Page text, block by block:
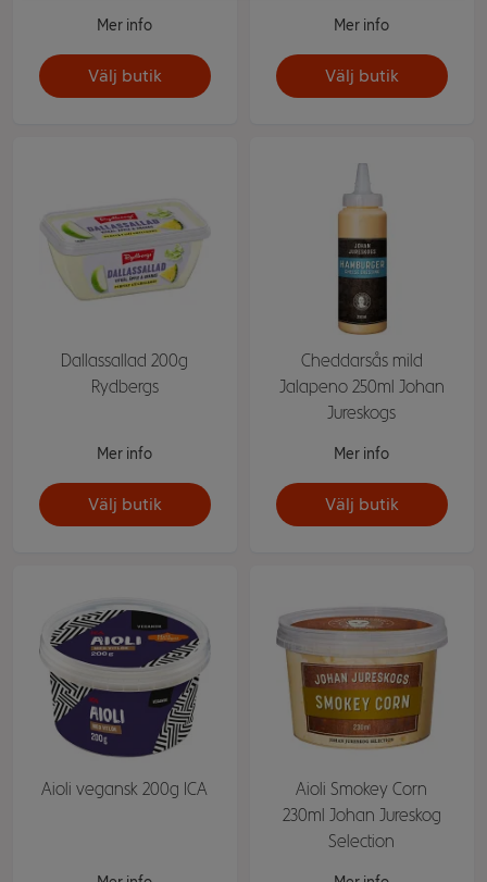
Mer info
Välj butik
Mer info
Välj butik
Dallassallad 200g
Rydbergs
Mer info
Välj butik
Cheddarsås mild
Jalapeno 250ml Johan
Jureskogs
Mer info
Välj butik
Aioli vegansk 200g ICA
Aioli Smokey Corn
230ml Johan Jureskog
Selection